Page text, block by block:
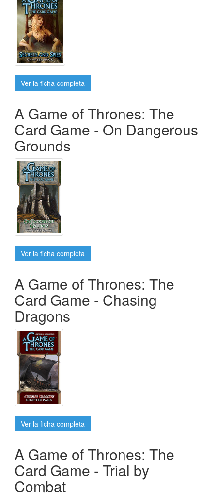
Ver la ficha completa
A Game of Thrones: The
Card Game - On Dangerous
Grounds
Ver la ficha completa
A Game of Thrones: The
Card Game - Chasing
Dragons
Ver la ficha completa
A Game of Thrones: The
Card Game - Trial by
Combat